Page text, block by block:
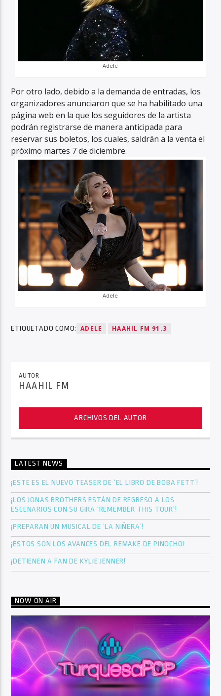
Adele
Por otro lado, debido a la demanda de entradas, los
organizadores anunciaron que se ha habilitado una
página web en la que los seguidores de la artista
podrán registrarse de manera anticipada para
reservar sus boletos, los cuales, saldrán a la venta el
próximo martes 7 de diciembre.
Adele
ETIQUETADO COMO: ADELE HAAHIL FM 91.3
AUTOR
HAAHIL FM
ARCHIVOS DEL AUTOR
LATEST NEWS
¡ESTE ES EL NUEVO TEASER DE ‘EL LIBRO DE BOBA FETT’!
¡LOS JONAS BROTHERS ESTÁN DE REGRESO A LOS
ESCENARIOS CON SU GIRA ‘REMEMBER THIS TOUR’!
¡PREPARAN UN MUSICAL DE ‘LA NIÑERA’!
¡ESTOS SON LOS AVANCES DEL REMAKE DE PINOCHO!
¡DETIENEN A FAN DE KYLIE JENNER!
NOW ON AIR